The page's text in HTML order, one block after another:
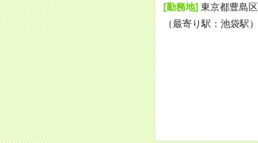
[勤務地]東京都豊島
（最寄り駅：池袋駅）